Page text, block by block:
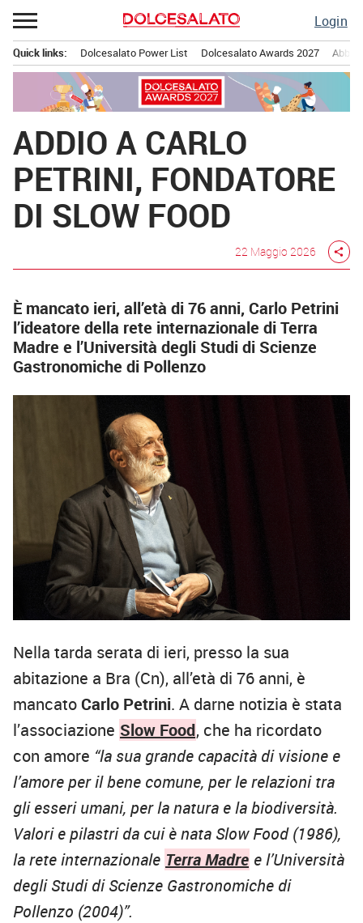
Passa
al
contenuto
Login
principale
Quick links: Dolcesalato Power List Dolcesalato Awards 2027
ADDIO A CARLO
PETRINI, FONDATORE
DI SLOW FOOD
22 Maggio 2026 share
È mancato ieri, all’età di 76 anni, Carlo Petrini
l’ideatore della rete internazionale di Terra
Madre e l’Università degli Studi di Scienze
Gastronomiche di Pollenzo
Nella tarda serata di ieri, presso la sua
abitazione a Bra (Cn), all’età di 76 anni, è
mancato Carlo Petrini. A darne notizia è stata
l’associazione Slow Food, che ha ricordato
con amore “la sua grande capacità di visione e
l’amore per il bene comune, per le relazioni tra
gli esseri umani, per la natura e la biodiversità.
Valori e pilastri da cui è nata Slow Food (1986),
la rete internazionale Terra Madre e l’Università
degli Studi di Scienze Gastronomiche di
Pollenzo (2004)”.